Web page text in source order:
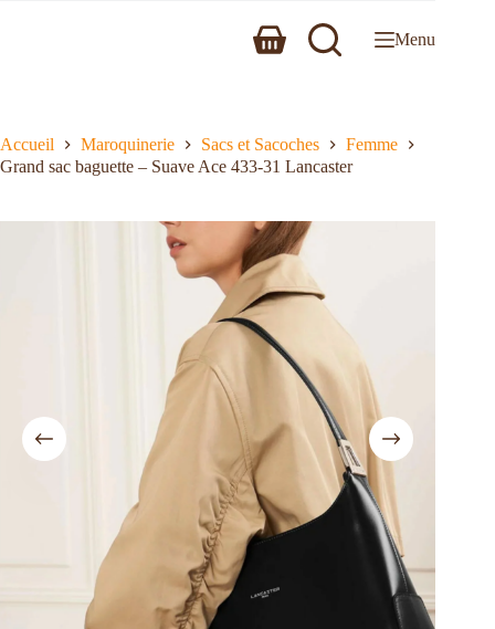
Menu
Accueil Maroquinerie Sacs et Sacoches
Femme
Grand sac baguette – Suave Ace 433-31 Lancaster